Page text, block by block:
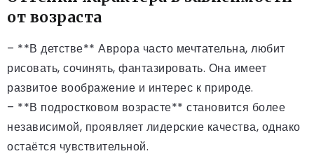
от возраста
– **В детстве** Аврора часто мечтательна, любит
рисовать, сочинять, фантазировать. Она имеет
развитое воображение и интерес к природе.
– **В подростковом возрасте** становится более
независимой, проявляет лидерские качества, однако
остаётся чувствительной.